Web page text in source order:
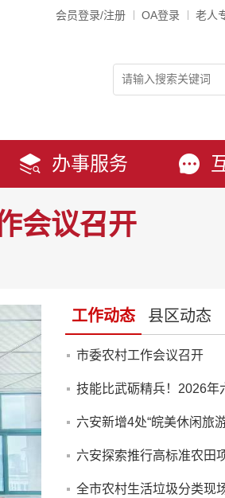
会员登录/注册 OA登录 老人
办事服务
会议召开
工作动态 县区动态
市委农村工作会议召开
六安新增4处“皖美休闲旅
六安探索推行高标准农田